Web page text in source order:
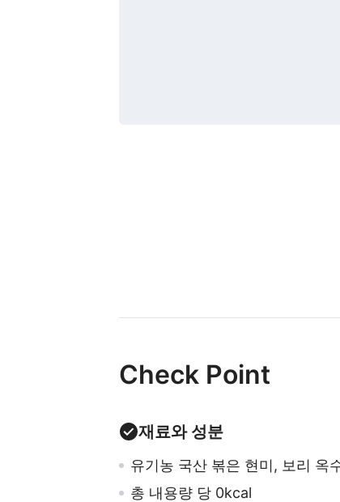
Check Point
재료와 성분
유기농 국산 볶은 현미, 보리 옥
총 내용량 당 0kcal